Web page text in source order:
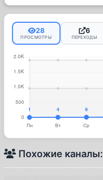
28
ПРОСМОТРЫ
6
ПЕРЕХОДЫ
Похожие каналы: